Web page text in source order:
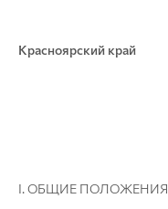
Красноярский край
I. ОБЩИЕ ПОЛОЖЕНИЯ